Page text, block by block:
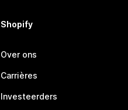
Shopify
Over ons
Carrières
Investeerders